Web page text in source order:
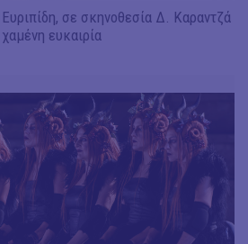
σε σκηνοθεσία Δ. Καραντζά
ευκαιρία